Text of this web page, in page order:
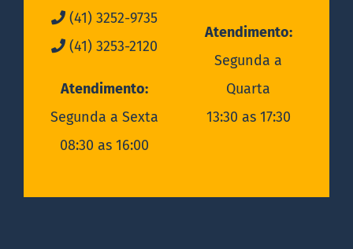
(41) 3252-9735
(41) 3253-2120
Atendimento:
Segunda a Sexta
08:30 as 16:00
Atendimento:
Segunda a
Quarta
13:30 as 17:30